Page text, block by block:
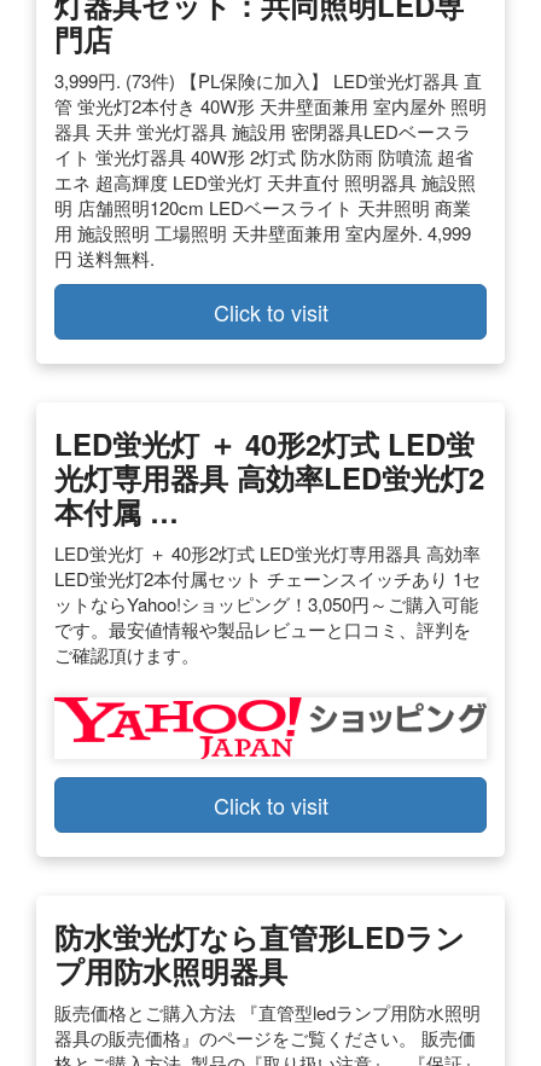
門店
3,999円. (73件) 【PL保険に加入】 LED蛍光灯器具 直
管 蛍光灯2本付き 40W形 天井壁面兼用 室内屋外 照明
器具 天井 蛍光灯器具 施設用 密閉器具LEDベースラ
イト 蛍光灯器具 40W形 2灯式 防水防雨 防噴流 超省
エネ 超高輝度 LED蛍光灯 天井直付 照明器具 施設照
明 店舗照明120cm LEDベースライト 天井照明 商業
用 施設照明 工場照明 天井壁面兼用 室内屋外. 4,999
円 送料無料.
Click to visit
LED蛍光灯 ＋ 40形2灯式 LED蛍
光灯専用器具 高効率LED蛍光灯2
本付属 …
LED蛍光灯 ＋ 40形2灯式 LED蛍光灯専用器具 高効率
LED蛍光灯2本付属セット チェーンスイッチあり 1セ
ットならYahoo!ショッピング！3,050円～ご購入可能
です。最安値情報や製品レビューと口コミ、評判を
ご確認頂けます。
Click to visit
防水蛍光灯なら直管形LEDラン
プ用防水照明器具
販売価格とご購入方法 『直管型ledランプ用防水照明
器具の販売価格』のページをご覧ください。 販売価